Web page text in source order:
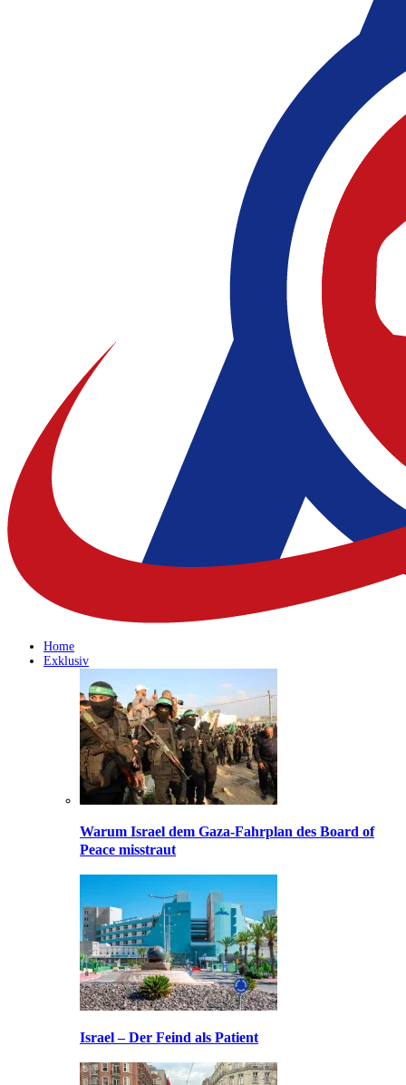
Home
Exklusiv
Warum Israel dem Gaza-Fahrplan des Board of
Peace misstraut
Israel – Der Feind als Patient